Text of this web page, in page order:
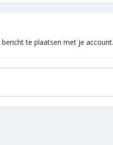
te plaatsen met je account.